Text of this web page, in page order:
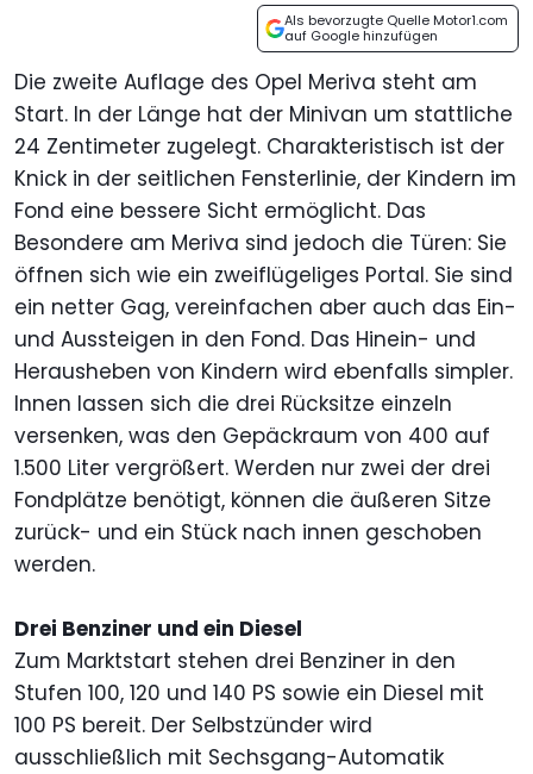
Als bevorzugte Quelle Motor1.com
auf Google hinzufügen
Die zweite Auflage des Opel Meriva steht am
Start. In der Länge hat der Minivan um stattliche
24 Zentimeter zugelegt. Charakteristisch ist der
Knick in der seitlichen Fensterlinie, der Kindern im
Fond eine bessere Sicht ermöglicht. Das
Besondere am Meriva sind jedoch die Türen: Sie
öffnen sich wie ein zweiflügeliges Portal. Sie sind
ein netter Gag, vereinfachen aber auch das Ein-
und Aussteigen in den Fond. Das Hinein- und
Herausheben von Kindern wird ebenfalls simpler.
Innen lassen sich die drei Rücksitze einzeln
versenken, was den Gepäckraum von 400 auf
1.500 Liter vergrößert. Werden nur zwei der drei
Fondplätze benötigt, können die äußeren Sitze
zurück- und ein Stück nach innen geschoben
werden.
Drei Benziner und ein Diesel
Zum Marktstart stehen drei Benziner in den
Stufen 100, 120 und 140 PS sowie ein Diesel mit
100 PS bereit. Der Selbstzünder wird
ausschließlich mit Sechsgang-Automatik